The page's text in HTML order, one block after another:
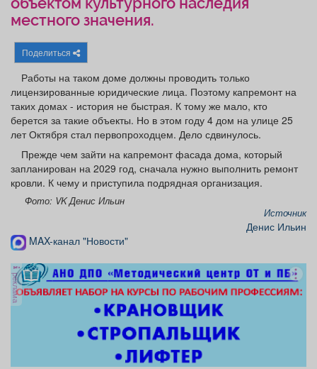
Афиша
Товары Поздравления Погода
местного значения.
Поделиться
Работы на таком доме должны проводить только
лицензированные юридические лица. Поэтому капремонт на
таких домах - история не быстрая. К тому же мало, кто
берется за такие объекты. Но в этом году 4 дом на улице 25
лет Октября стал первопроходцем. Дело сдвинулось.
Прежде чем зайти на капремонт фасада дома, который
запланирован на 2029 год, сначала нужно выполнить ремонт
кровли. К чему и приступила подрядная организация.
Фото: VK Денис Ильин
Источник
Денис Ильин
MAX-канал "Новости"
реклама